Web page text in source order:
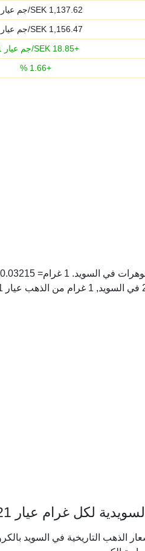
1,137.62 SEK/جم عيار 21
1,156.47 SEK/جم عيار 21
+
18.85 SEK/جم عيار 21
+
1.66
%
لكل غرام عيار 21
من 20 عامًا من بيانات أسعار الذهب التاريخية في